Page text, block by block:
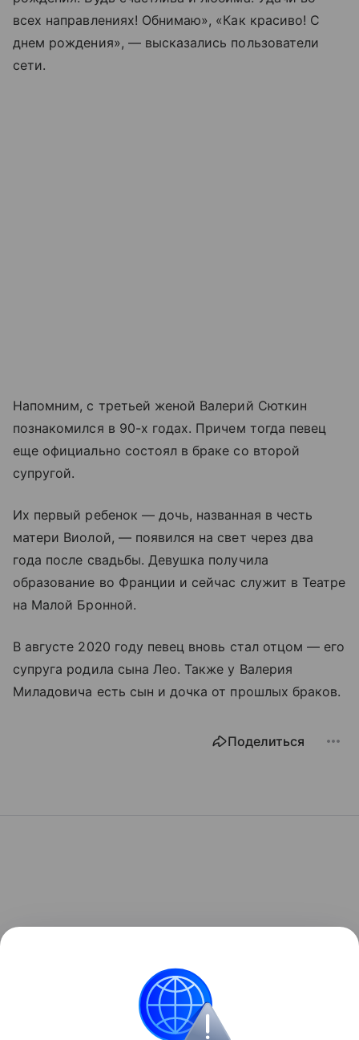
всех направлениях! Обнимаю», «Как красиво! С
днем рождения», — высказались пользователи
сети.
Напомним, с третьей женой Валерий Сюткин
познакомился в 90-х годах. Причем тогда певец
еще официально состоял в браке со второй
супругой.
Их первый ребенок — дочь, названная в честь
матери Виолой, — появился на свет через два
года после свадьбы. Девушка получила
образование во Франции и сейчас служит в Театре
на Малой Бронной.
В августе 2020 году певец вновь стал отцом — его
супруга родила сына Лео. Также у Валерия
Миладовича есть сын и дочка от прошлых браков.
Поделиться